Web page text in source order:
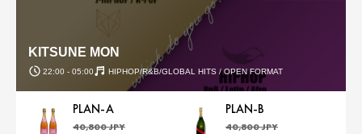
KITSUNE MON
22:00 - 05:00 HIPHOP/R&B/GLOBAL HITS / OPEN FORMAT
PLAN-A
40,800 JPY
PLAN-B
40,800 JPY